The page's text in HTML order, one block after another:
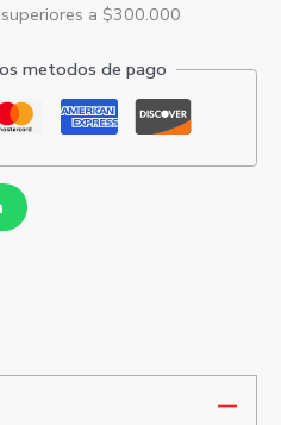
a $300.000
metodos de pago